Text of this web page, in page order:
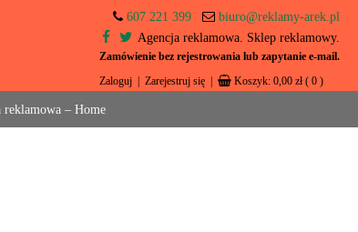
607 221 399
biuro@reklamy-arek.pl
Agencja reklamowa. Sklep reklamowy.
Zamówienie bez rejestrowania lub zapytanie e-mail.
Zaloguj Zarejestruj się Koszyk: 0,00 zł ( 0 )
reklamowa – Home